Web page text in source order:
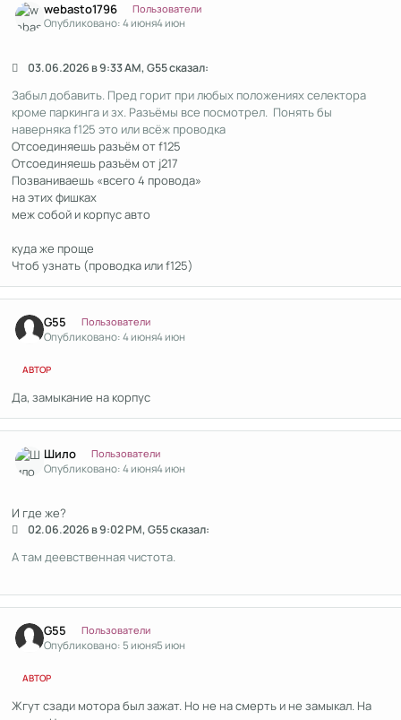
webasto1796 Пользователи
Опубликовано:4 июня4 июн
03.06.2026 в 9:33 AM, G55 сказал:
Забыл добавить. Пред горит при любых положениях селектора
кроме паркинга и зх. Разъёмы все посмотрел. Понять бы
наверняка f125 это или всёж проводка
Отсоединяешь разъём от f125
Отсоединяешь разъём от j217
Позваниваешь «всего 4 провода»
на этих фишках
меж собой и корпус авто
куда же проще
Чтоб узнать (проводка или f125)
G55 Пользователи
Опубликовано:4 июня4 июн
АВТОР
Да, замыкание на корпус
Шило Пользователи
Опубликовано:4 июня4 июн
И где же?
02.06.2026 в 9:02 PM, G55 сказал:
А там деевственная чистота.
G55 Пользователи
Опубликовано:5 июня5 июн
АВТОР
Жгут сзади мотора был зажат. Но не на смерть и не замыкал. На